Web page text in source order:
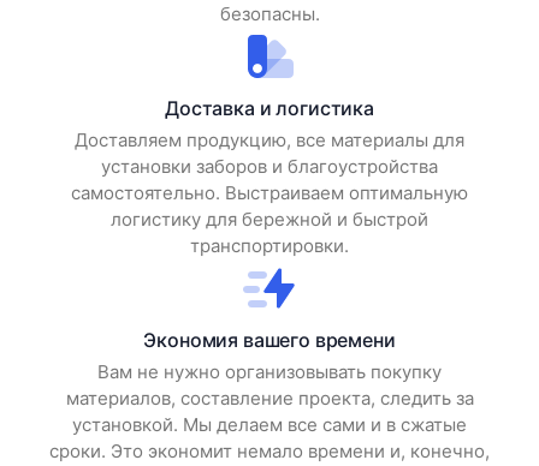
безопасны.
Доставка и логистика
Доставляем продукцию, все материалы для
установки заборов и благоустройства
самостоятельно. Выстраиваем оптимальную
логистику для бережной и быстрой
транспортировки.
Экономия вашего времени
Вам не нужно организовывать покупку
материалов, составление проекта, следить за
установкой. Мы делаем все сами и в сжатые
сроки. Это экономит немало времени и, конечно,